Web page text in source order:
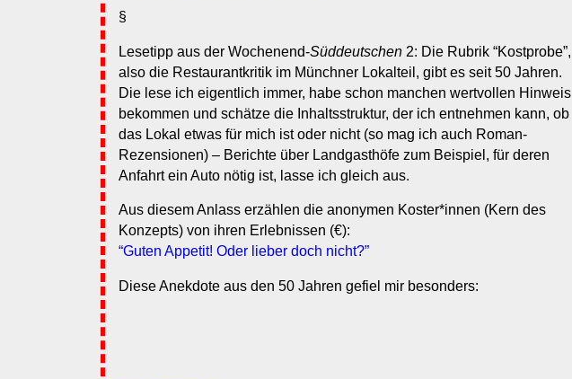
§
Lesetipp aus der Wochenend-Süddeutschen 2: Die Rubrik “Kostprobe”,
also die Restaurantkritik im Münchner Lokalteil, gibt es seit 50 Jahren.
Die lese ich eigentlich immer, habe schon manchen wertvollen Hinweis
bekommen und schätze die Inhaltsstruktur, der ich entnehmen kann, ob
das Lokal etwas für mich ist oder nicht (so mag ich auch Roman-
Rezensionen) – Berichte über Landgasthöfe zum Beispiel, für deren
Anfahrt ein Auto nötig ist, lasse ich gleich aus.
Aus diesem Anlass erzählen die anonymen Koster*innen (Kern des
Konzepts) von ihren Erlebnissen (€):
“Guten Appetit! Oder lieber doch nicht?”
Diese Anekdote aus den 50 Jahren gefiel mir besonders: